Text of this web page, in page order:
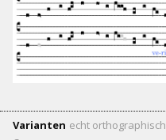
Varianten echt orthographisch